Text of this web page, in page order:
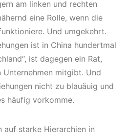
am linken und rechten
eine Rolle, wenn die
Und umgekehrt.
ist in China hundertmal
ist dagegen ein Rat,
Unternehmen mitgibt. Und
nicht zu blauäuig und
häufig vorkomme.
auf starke Hierarchien in